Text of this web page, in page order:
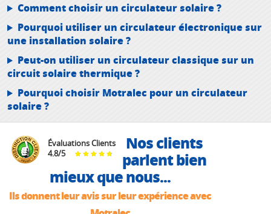
Comment choisir un circulateur solaire ?
Pourquoi utiliser un circulateur électronique sur
une installation solaire ?
Peut-on utiliser un circulateur classique sur un
circuit solaire thermique ?
Pourquoi choisir Motralec pour un circulateur
solaire ?
Évaluations Clients
4.8/5
Nos clients
parlent bien
mieux que nous...
Ils donnent leur avis sur leur expérience avec